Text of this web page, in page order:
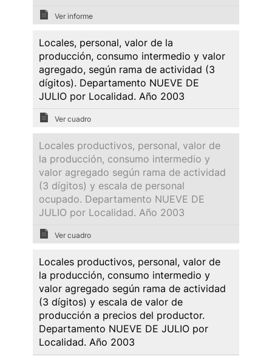
Ver informe
Locales, personal, valor de la
producción, consumo intermedio y valor
agregado, según rama de actividad (3
dígitos). Departamento NUEVE DE
JULIO por Localidad. Año 2003
Ver cuadro
Locales productivos, personal, valor de
la producción, consumo intermedio y
valor agregado según rama de actividad
(3 dígitos) y escala de personal
ocupado. Departamento NUEVE DE
JULIO por Localidad. Año 2003
Ver cuadro
Locales productivos, personal, valor de
la producción, consumo intermedio y
valor agregado según rama de actividad
(3 dígitos) y escala de valor de
producción a precios del productor.
Departamento NUEVE DE JULIO por
Localidad. Año 2003